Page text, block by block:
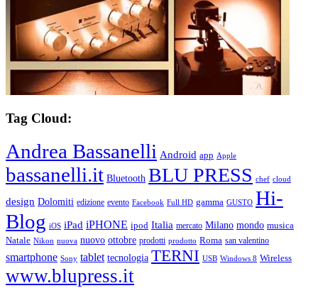
Tag Cloud:
Andrea Bassanelli Android app Apple
bassanelli.it Bluetooth BLU PRESS chef cloud
design Dolomiti edizione evento Facebook Full HD gamma GUSTO Hi-
Blog iOS iPad iPHONE ipod Italia mercato Milano mondo musica
Natale Nikon nuova nuovo ottobre prodotti prodotto Roma san valentino
smartphone Sony tablet tecnologia TERNI USB Windows 8 Wireless
www.blupress.it